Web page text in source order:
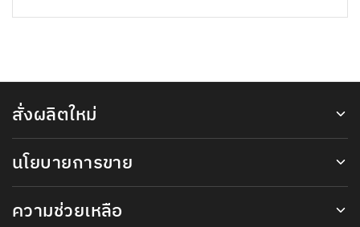
สั่งผลิตใหม่
นโยบายการขาย
ความช่วยเหลือ